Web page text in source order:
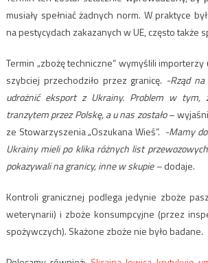
musiały spełniać żadnych norm. W praktyce
na pestycydach zakazanych w UE, często także
Termin „zbożę techniczne” wymyślili
szybciej przechodziło przez granicę. -Rząd na
udrożnić eksport z Ukrainy. Problem w tym,
tranzytem przez Polskę, a u nas zostało–
ze Stowarzyszenia „Oszukana Wieś”. -Mamy
Ukrainy mieli po klika różnych list
pokazywali na granicy, inne w skupie –dodaje.
Kontroli granicznej podlega jedynie zboże
weterynarii) i zboże konsumpcyjne (przez
spożywczych). Skażone zboże nie było badane.